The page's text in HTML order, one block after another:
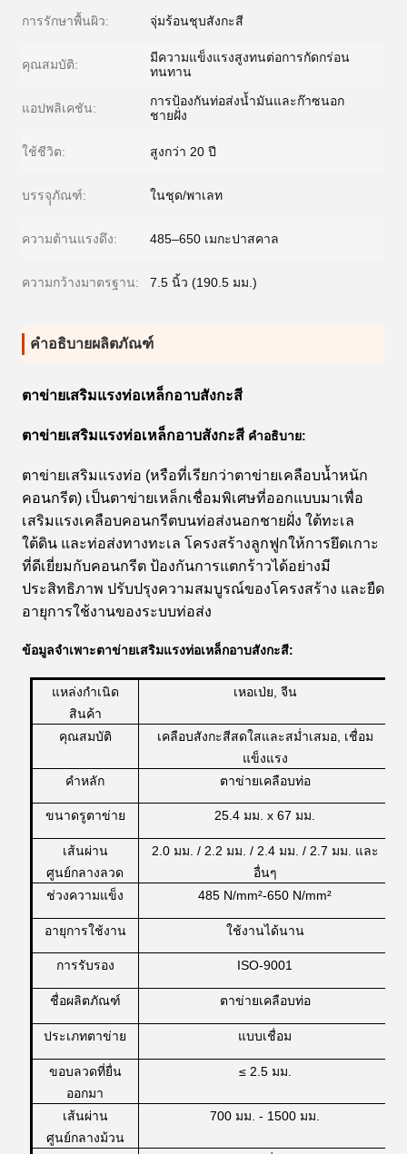
การรักษาพื้นผิว: จุ่มร้อนชุบสังกะสี
คุณสมบัติ:
มีความแข็งแรงสูงทนต่อการกัดกร่อน
ทนทาน
แอปพลิเคชัน:
การป้องกันท่อส่งน้ำมันและก๊าซนอก
ชายฝั่ง
ใช้ชีวิต: สูงกว่า 20 ปี
บรรจุุภัณฑ์: ในชุด/พาเลท
ความต้านแรงดึง: 485–650 เมกะปาสคาล
ความกว้างมาตรฐาน: 7.5 นิ้ว (190.5 มม.)
คำอธิบายผลิตภัณฑ์
ตาข่ายเสริมแรงท่อเหล็กอาบสังกะสี
ตาข่ายเสริมแรงท่อเหล็กอาบสังกะสี คำอธิบาย:
ตาข่ายเสริมแรงท่อ (หรือที่เรียกว่าตาข่ายเคลือบน้ำหนัก
คอนกรีต) เป็นตาข่ายเหล็กเชื่อมพิเศษที่ออกแบบมาเพื่อ
เสริมแรงเคลือบคอนกรีตบนท่อส่งนอกชายฝั่ง ใต้ทะเล
ใต้ดิน และท่อส่งทางทะเล โครงสร้างลูกฟูกให้การยึดเกาะ
ที่ดีเยี่ยมกับคอนกรีต ป้องกันการแตกร้าวได้อย่างมี
ประสิทธิภาพ ปรับปรุงความสมบูรณ์ของโครงสร้าง และยืด
อายุการใช้งานของระบบท่อส่ง
ข้อมูลจำเพาะตาข่ายเสริมแรงท่อเหล็กอาบสังกะสี:
แหล่งกำเนิด
สินค้า
เหอเป่ย, จีน
คุณสมบัติ
เคลือบสังกะสีสดใสและสม่ำเสมอ, เชื่อม
แข็งแรง
คำหลัก
ตาข่ายเคลือบท่อ
ขนาดรูตาข่าย 25.4 มม. x 67 มม.
เส้นผ่าน
ศูนย์กลางลวด
2.0 มม. / 2.2 มม. / 2.4 มม. / 2.7 มม. และ
อื่นๆ
ช่วงความแข็ง
485 N/mm²-650 N/mm²
อายุการใช้งาน ใช้งานได้นาน
การรับรอง ISO-9001
ชื่อผลิตภัณฑ์ ตาข่ายเคลือบท่อ
ประเภทตาข่าย แบบเชื่อม
ขอบลวดที่ยื่น
ออกมา
≤ 2.5 มม.
เส้นผ่าน
ศูนย์กลางม้วน
700 มม. - 1500 มม.